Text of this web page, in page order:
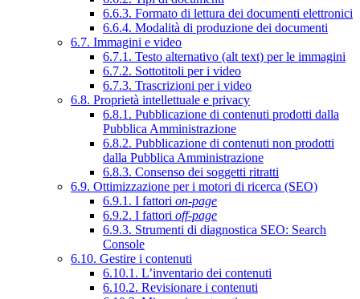
6.6.3. Formato di lettura dei documenti elettronici
6.6.4. Modalità di produzione dei documenti
6.7. Immagini e video
6.7.1. Testo alternativo (alt text) per le immagini
6.7.2. Sottotitoli per i video
6.7.3. Trascrizioni per i video
6.8. Proprietà intellettuale e privacy
6.8.1. Pubblicazione di contenuti prodotti dalla
Pubblica Amministrazione
6.8.2. Pubblicazione di contenuti non prodotti
dalla Pubblica Amministrazione
6.8.3. Consenso dei soggetti ritratti
6.9. Ottimizzazione per i motori di ricerca (SEO)
6.9.1. I fattori on-page
6.9.2. I fattori off-page
6.9.3. Strumenti di diagnostica SEO: Search
Console
6.10. Gestire i contenuti
6.10.1. L’inventario dei contenuti
6.10.2. Revisionare i contenuti